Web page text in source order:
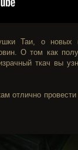
Таи, о новых
О том как
ткач вы
отлично